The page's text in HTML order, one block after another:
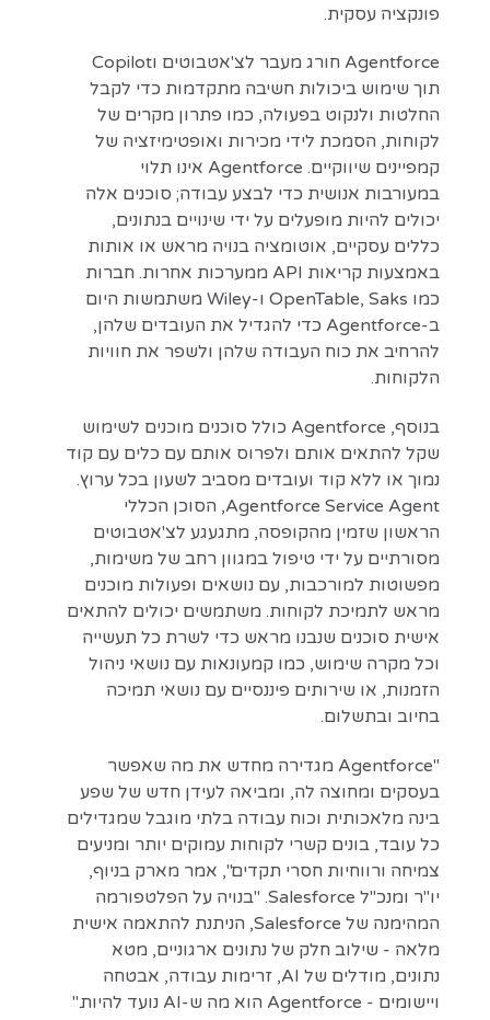
פונקציה עסקית.
Agentforce חורג מעבר לצ'אטבוטים וCopilot
תוך שימוש ביכולות חשיבה מתקדמות כדי לקבל
החלטות ולנקוט בפעולה, כמו פתרון מקרים של
לקוחות, הסמכת לידי מכירות ואופטימיזציה של
קמפיינים שיווקיים. Agentforce אינו תלוי
במעורבות אנושית כדי לבצע עבודה; סוכנים אלה
יכולים להיות מופעלים על ידי שינויים בנתונים,
כללים עסקיים, אוטומציה בנויה מראש או אותות
באמצעות קריאות API ממערכות אחרות. חברות
כמו OpenTable, Saks ו-Wiley משתמשות היום
ב-Agentforce כדי להגדיל את העובדים שלהן,
להרחיב את כוח העבודה שלהן ולשפר את חוויות
הלקוחות.
בנוסף, Agentforce כולל סוכנים מוכנים לשימוש
שקל להתאים אותם ולפרוס אותם עם כלים עם קוד
נמוך או ללא קוד ועובדים מסביב לשעון בכל ערוץ.
Agentforce Service Agent, הסוכן הכללי
הראשון שזמין מהקופסה, מתגעגע לצ'אטבוטים
מסורתיים על ידי טיפול במגוון רחב של משימות,
מפשוטות למורכבות, עם נושאים ופעולות מוכנים
מראש לתמיכת לקוחות. משתמשים יכולים להתאים
אישית סוכנים שנבנו מראש כדי לשרת כל תעשייה
וכל מקרה שימוש, כמו קמעונאות עם נושאי ניהול
הזמנות, או שירותים פיננסיים עם נושאי תמיכה
בחיוב ובתשלום.
"Agentforce מגדירה מחדש את מה שאפשר
בעסקים ומחוצה לה, ומביאה לעידן חדש של שפע
בינה מלאכותית וכוח עבודה בלתי מוגבל שמגדילים
כל עובד, בונים קשרי לקוחות עמוקים יותר ומניעים
צמיחה ורווחיות חסרי תקדים", אמר מארק בניוף,
יו"ר ומנכ"ל Salesforce. "בנויה על הפלטפורמה
המהימנה של Salesforce, הניתנת להתאמה אישית
מלאה - שילוב חלק של נתונים ארגוניים, מטא
נתונים, מודלים של AI, זרימות עבודה, אבטחה
ויישומים - Agentforce הוא מה ש-AI נועד להיות."